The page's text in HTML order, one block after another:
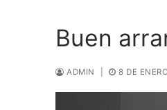
Buen
ADMIN 8 DE